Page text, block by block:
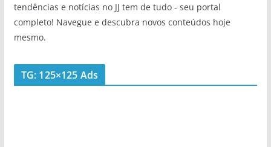
tendências e notícias no JJ tem de tudo - seu portal
completo! Navegue e descubra novos conteúdos hoje
mesmo.
TG: 125×125 Ads